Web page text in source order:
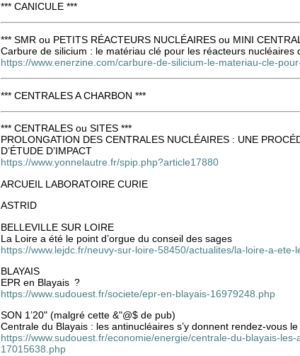
*** CANICULE ***
*** SMR ou PETITS RÉACTEURS NUCLÉAIRES ou MINI
Carbure de silicium : le matériau clé pour les réacteurs nucléaires
https://www.enerzine.com/carbure-de-silicium-le-materiau-cle-
*** CENTRALES A CHARBON ***
*** CENTRALES ou SITES ***
PROLONGATION DES CENTRALES NUCLÉAIRES : UNE
D’ÉTUDE D’IMPACT
https://www.yonnelautre.fr/spip.php?article17880
ARCUEIL LABORATOIRE CURIE
ASTRID
BELLEVILLE SUR LOIRE
La Loire a été le point d’orgue du conseil des sages
https://www.lejdc.fr/neuvy-sur-loire-58450/actualites/la-loire-a-
BLAYAIS
EPR en Blayais ?
https://www.sudouest.fr/societe/epr-en-blayais-16979248.php
SON 1’20" (malgré cette &"@$ de pub)
Centrale du Blayais : les antinucléaires s’y donnent rendez-vous
https://www.sudouest.fr/economie/energie/centrale-du-blayais-
17015638.php